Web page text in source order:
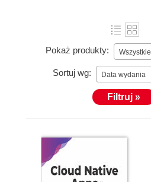
Pokaż produkty: Wszystkie
Sortuj wg: Data wydania
Filtruj »